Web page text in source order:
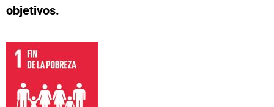
objetivos.